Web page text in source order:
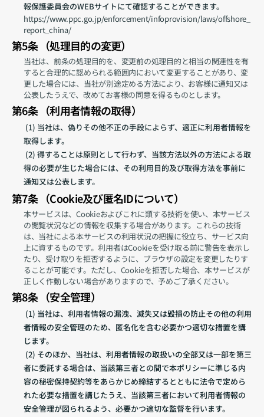
報保護委員会のWEBサイトにて確認することができます。
https://www.ppc.go.jp/enforcement/infoprovision/laws/offshore_
report_china/
第5条 （処理目的の変更）
当社は、前条の処理目的を、変更前の処理目的と相当の関連性を有
すると合理的に認められる範囲内において変更することがあり、変
更した場合には、当社が別途定める方法により、お客様に通知又は
公表したうえで、改めてお客様の同意を得るものとします。
第6条 （利用者情報の取得）
取得します。
得の必要が生じた場合には、その利用目的及び取得方法を事前に
通知又は公表します。
第7条 （Cookie及び匿名IDについて）
本サービスは、Cookieおよびこれに類する技術を使い、本サービス
の閲覧状況などの情報を収集する場合があります。これらの技術
は、当社による本サービスの利用状況の把握に役立ち、サービス向
上に資するものです。利用者はCookieを受け取る前に警告を表示し
たり、受け取りを拒否するように、ブラウザの設定を変更したりす
ることが可能です。ただし、Cookieを拒否した場合、本サービスが
正しく作動しない場合がありますので、予めご了承ください。
第8条 （安全管理）
者情報の安全管理のため、匿名化を含む必要かつ適切な措置を講
じます。
者に委託する場合は、当該第三者との間で本ポリシーに準じる内
容の秘密保持契約等をあらかじめ締結するとともに法令で定めら
れた必要な措置を講じたうえ、当該第三者において利用者情報の
安全管理が図られるよう、必要かつ適切な監督を行います。